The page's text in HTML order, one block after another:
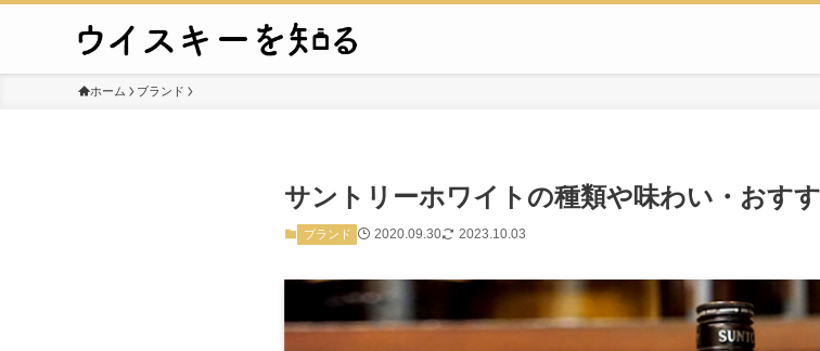
ホーム ブランド
サントリーホワイトの種類や味わい・おす
ブランド 2020.09.30 2023.10.03